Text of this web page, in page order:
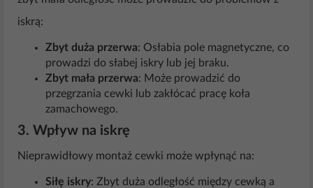
iskrą:
Zbyt duża przerwa: Osłabia pole magnetyczne, co
prowadzi do słabej iskry lub jej braku.
Zbyt mała przerwa: Może prowadzić do
przegrzania cewki lub zakłócać pracę koła
zamachowego.
3. Wpływ na iskrę
Nieprawidłowy montaż cewki może wpłynąć na:
Siłę iskry: Zbyt duża odległość między cewką a